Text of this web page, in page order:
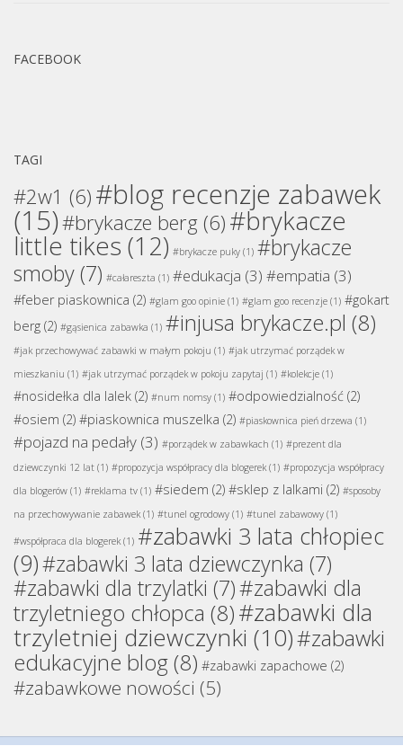
FACEBOOK
TAGI
#2w1 (6) #blog recenzje zabawek
(15)#brykacze berg (6) #brykacze
little tikes (12) #brykacze puky (1) #brykacze
smoby(7) #całareszta (1) #edukacja (3) #empatia (3)
#feber piaskownica (2) #glam goo opinie (1) #glam goo recenzje (1) #gokart
berg (2) #gąsienica zabawka (1) #injusa brykacze.pl (8)
#jak przechowywać zabawki w małym pokoju (1) #jak utrzymać porządek w
mieszkaniu (1) #jak utrzymać porządek w pokoju zapytaj (1) #kolekcje (1)
#nosidełka dla lalek (2) #num nomsy (1) #odpowiedzialność (2)
#osiem (2) #piaskownica muszelka (2) #piaskownica pień drzewa (1)
#pojazd na pedały (3) #porządek w zabawkach (1) #prezent dla
dziewczynki 12 lat (1) #propozycja współpracy dla blogerek(1) #propozycja współpracy
dla blogerów (1) #reklama tv (1) #siedem (2) #sklep z lalkami (2) #sposoby
na przechowywanie zabawek(1) #tunel ogrodowy (1) #tunel zabawowy (1)
#współpraca dla blogerek(1) #zabawki 3 lata chłopiec
(9)#zabawki 3 lata dziewczynka (7)
#zabawki dla trzylatki (7)#zabawki dla
trzyletniego chłopca (8)#zabawki dla
trzyletniej dziewczynki (10)#zabawki
edukacyjne blog(8) #zabawki zapachowe (2)
#zabawkowe nowości (5)